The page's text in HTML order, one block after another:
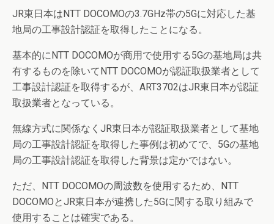
JR東日本はNTT DOCOMOの3.7GHz帯の5Gに対応した基
地局の工事設計認証を取得したことになる。
基本的にNTT DOCOMOが商用で使用する5Gの基地局は共
有するものを除いてNTT DOCOMOが認証取扱業者として
工事設計認証を取得するが、ART3702はJR東日本が認証
取扱業者となっている。
無線方式に関係なくJR東日本が認証取扱業者として基地
局の工事設計認証を取得した事例は初めてで、5Gの基地
局の工事設計認証を取得した背景は定かではない。
ただ、NTT DOCOMOの周波数を使用するため、NTT
DOCOMOとJR東日本が連携した5Gに関する取り組みで
使用することは確実である。